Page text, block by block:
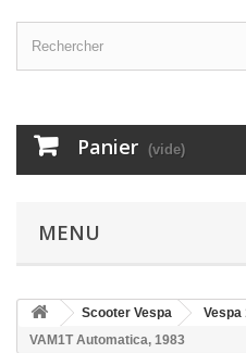
Panier (vide)
MENU
Scooter Vespa Vespa
VAM1T Automatica, 1983